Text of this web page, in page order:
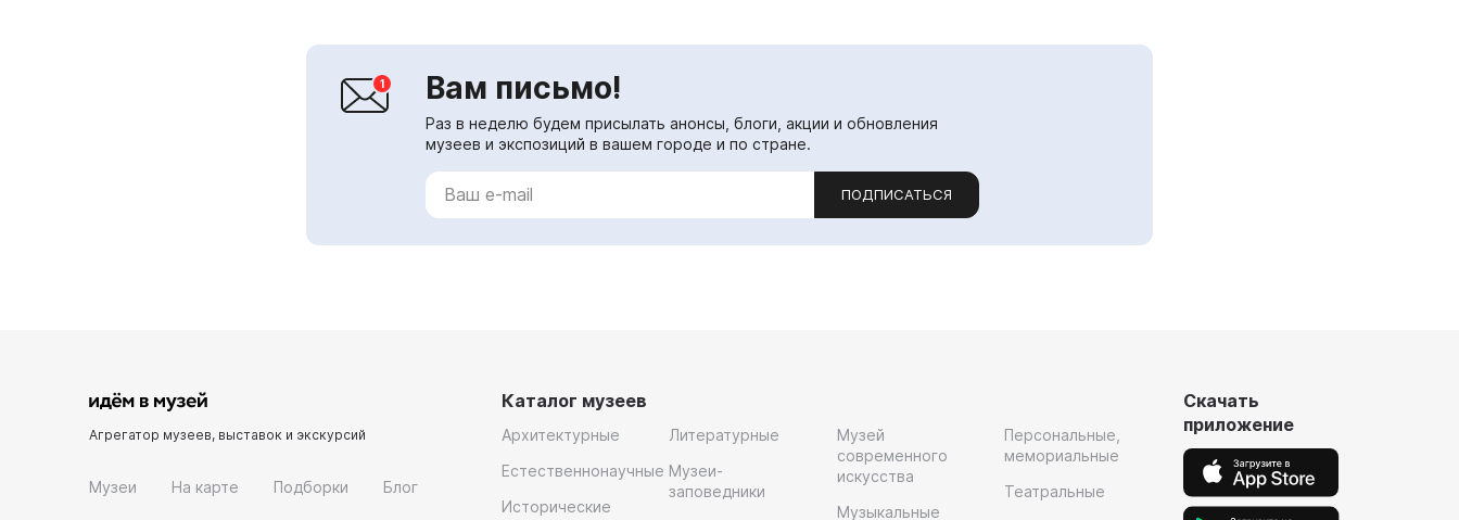
Вам письмо!
Раз в неделю будем присылать анонсы, блоги, акции и обновления
музеев и экспозиций в вашем городе и по стране.
ПОДПИСАТЬСЯ
Агрегатор музеев, выставок и экскурсий
Музеи На карте Подборки Блог
Каталог музеев
Архитектурные
Естественнонаучные
Исторические
Литературные
Музеи-
заповедники
Музей
современного
искусства
Музыкальные
Персональные,
мемориальные
Театральные
Скачать
приложение